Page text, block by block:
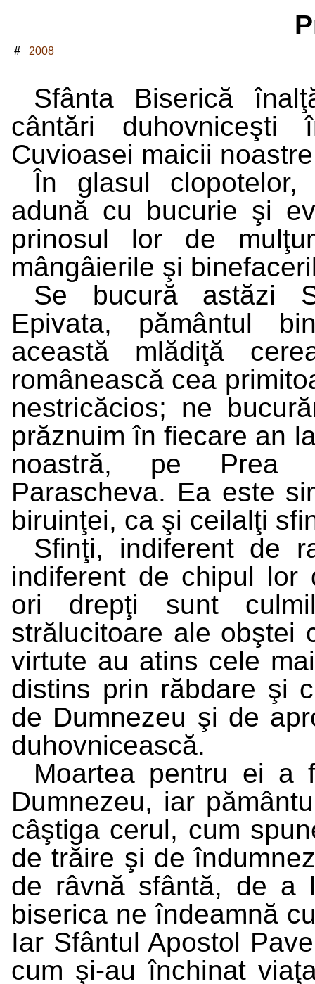
# 2008
Sfânta Biserică
cântări
Cuvioasei maicii
În glasul clopotelor,
adună cu bucurie şi
prinosul lor de
mângâierile şi
Se bucură astăzi
Epivata, pământul
această mlădiţă
românească cea
nestricăcios; ne
prăznuim în fiecare an
noastră, pe Prea
Parascheva. Ea este
biruinţei, ca şi ceilalţi
Sfinţi, indiferent de
indiferent de chipul lor
ori drepţi sunt
strălucitoare ale obştei
virtute au atins cele
distins prin răbdare şi
de Dumnezeu şi de
duhovnicească.
Moartea pentru ei
Dumnezeu, iar
câştiga cerul, cum
de trăire şi de
de râvnă sfântă, de a
biserica ne îndeamnă
Iar Sfântul Apostol
cum şi-au închinat